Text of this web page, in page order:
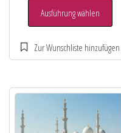
Ausführung wählen